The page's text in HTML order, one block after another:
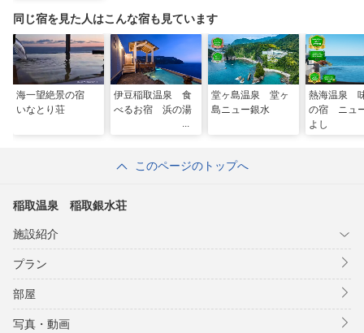
同じ宿を見た人はこんな宿も見ています
海一望絶景の宿
いなとり荘
伊豆稲取温泉 食
べるお宿 浜の湯
堂ヶ島温泉 堂ヶ
島ニュー銀水
熱海温泉
の宿 ニュ
よし
このページのトップへ
稲取温泉 稲取銀水荘
施設紹介
プラン
部屋
写真・動画